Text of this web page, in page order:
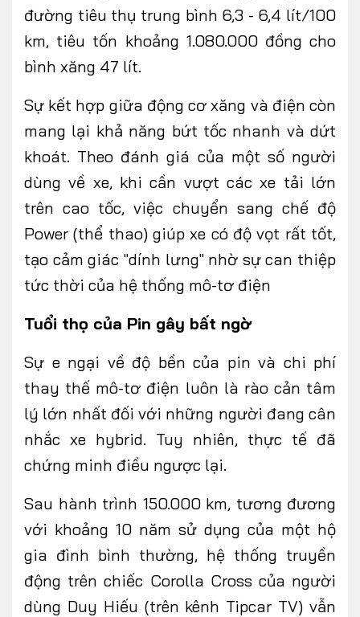
đường tiêu thụ trung bình 6,3 - 6,4 lít/100
km, tiêu tốn khoảng 1.080.000 đồng cho
bình xăng 47 lít.
Sự kết hợp giữa động cơ xăng và điện còn
mang lại khả năng bứt tốc nhanh và dứt
khoát. Theo đánh giá của một số người
dùng về xe, khi cần vượt các xe tải lớn
trên cao tốc, việc chuyển sang chế độ
Power (thể thao) giúp xe có độ vọt rất tốt,
tạo cảm giác "dính lưng" nhờ sự can thiệp
tức thời của hệ thống mô-tơ điện
Tuổi thọ của Pin gây bất ngờ
Sự e ngại về độ bền của pin và chi phí
thay thế mô-tơ điện luôn là rào cản tâm
lý lớn nhất đối với những người đang cân
nhắc xe hybrid. Tuy nhiên, thực tế đã
chứng minh điều ngược lại.
Sau hành trình 150.000 km, tương đương
với khoảng 10 năm sử dụng của một hộ
gia đình bình thường, hệ thống truyền
động trên chiếc Corolla Cross của người
dùng Duy Hiếu (trên kênh Tipcar TV) vẫn